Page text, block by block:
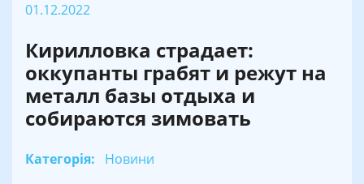
01.12.2022
Кирилловка страдает:
оккупанты грабят и режут на
металл базы отдыха и
собираются зимовать
Категорія: Новини